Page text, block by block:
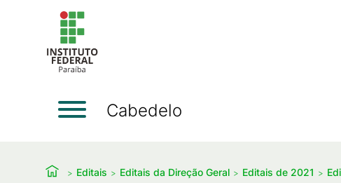
Cabedelo
Editais Editais da Direção Geral Editais de 2021